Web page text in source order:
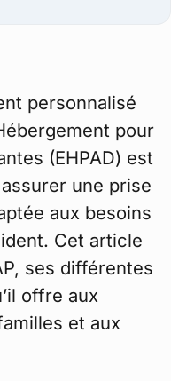
personnalisé
pour
(EHPAD) est
une prise
aux besoins
Cet article
ses différentes
offre aux
et aux